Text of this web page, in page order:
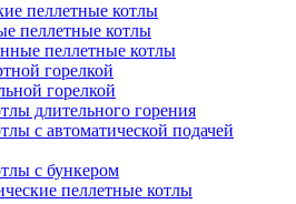
пеллетные котлы
пеллетные котлы
пеллетные котлы
горелкой
горелкой
длительного горения
с автоматической подачей
с бункером
пеллетные котлы